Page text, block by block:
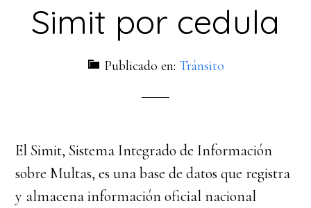
Simit por cedula
Publicado en: Tránsito
El Simit, Sistema Integrado de Información
sobre Multas, es una base de datos que registra
y almacena información oficial nacional